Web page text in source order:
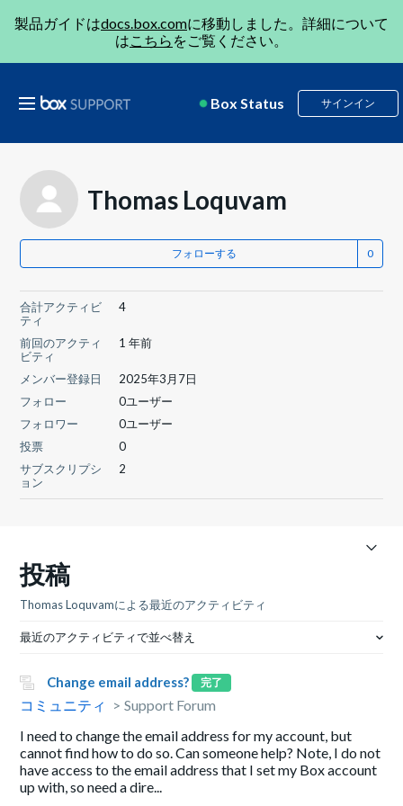
製品ガイドはdocs.box.comに移動しました。詳細について
はこちら をご覧ください。
Box Status サインイン
Thomas Loquvam
フォローする
合計アクティビ
ティ
4
前回のアクティ
ビティ
1 年前
メンバー登録日
2025年3月7日
フォロー
0ユーザー
フォロワー
0ユーザー
投票
0
サブスクリプシ
ョン
2
投稿
Thomas Loquvamによる最近のアクティビティ
最近のアクティビティで並べ替え
Change email address? 完了
コミュニティ
Support Forum
I need to change the email address for my account, but
cannot find how to do so. Can someone help? Note, I do not
have access to the email address that I set my Box account
up with, so need a dire...